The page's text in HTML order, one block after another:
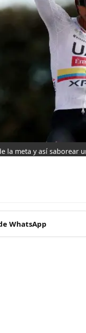
la meta y así saborear
WhatsApp